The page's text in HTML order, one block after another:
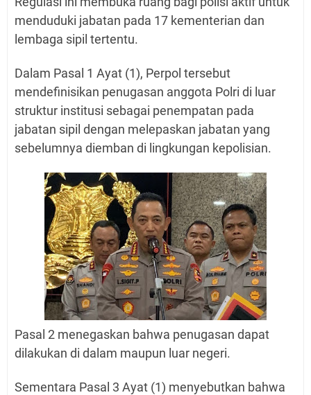
menduduki jabatan pada 17 kementerian dan
lembaga sipil tertentu.
Dalam Pasal 1 Ayat (1), Perpol tersebut
mendefinisikan penugasan anggota Polri di luar
struktur institusi sebagai penempatan pada
jabatan sipil dengan melepaskan jabatan yang
sebelumnya diemban di lingkungan kepolisian.
Pasal 2 menegaskan bahwa penugasan dapat
dilakukan di dalam maupun luar negeri.
Sementara Pasal 3 Ayat (1) menyebutkan bahwa